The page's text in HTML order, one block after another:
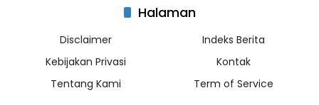
Halaman
Disclaimer
Indeks Berita
Kebijakan Privasi
Kontak
Tentang Kami
Term of Service